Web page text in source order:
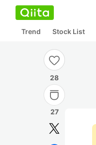
Trend Stock List
28
27